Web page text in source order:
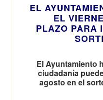
EL
EL
PLAZO PARA
El Ayuntamiento
ciudadanía
agosto en el